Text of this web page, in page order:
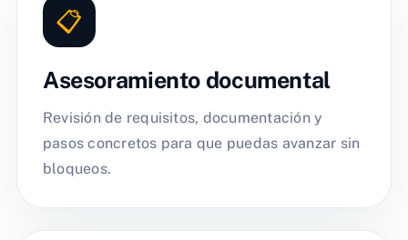
📋
Asesoramiento documental
Revisión de requisitos, documentación y
pasos concretos para que puedas avanzar sin
bloqueos.